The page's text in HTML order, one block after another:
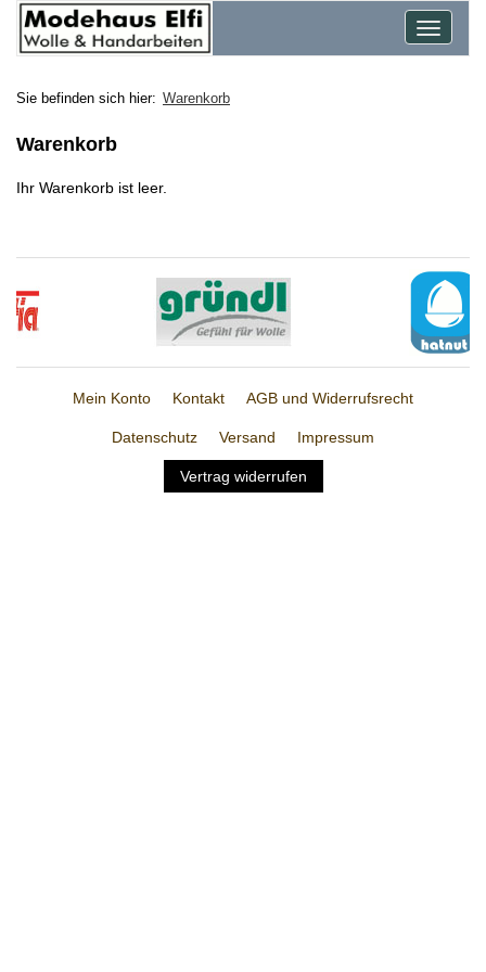
Toggle
Sie befinden sich hier: Warenkorb
Warenkorb
Ihr Warenkorb ist leer.
Mein Konto Kontakt AGB und Widerrufsrecht
Datenschutz Versand Impressum
Vertrag widerrufen